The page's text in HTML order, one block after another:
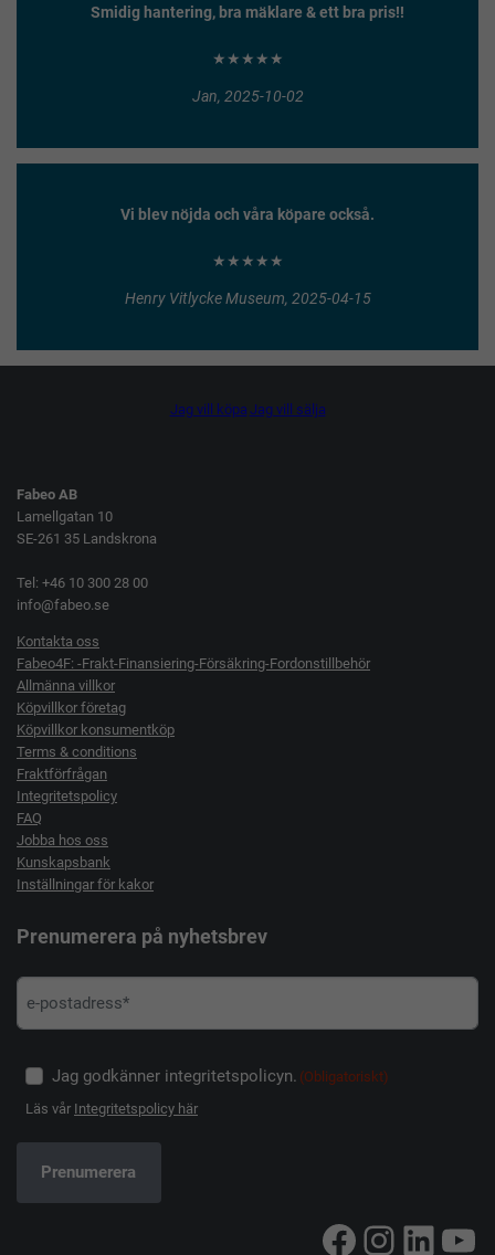
Smidig hantering, bra mäklare & ett bra pris!!
★★★★★
Jan, 2025-10-02
Vi blev nöjda och våra köpare också.
★★★★★
Henry Vitlycke Museum, 2025-04-15
Jag vill köpa Jag vill sälja
Fabeo AB
Lamellgatan 10
SE-261 35 Landskrona
Tel: +46 10 300 28 00
info@fabeo.se
Kontakta oss
Fabeo4F: -Frakt-Finansiering-Försäkring-Fordonstillbehör
Allmänna villkor
Köpvillkor företag
Köpvillkor konsumentköp
Terms & conditions
Fraktförfrågan
Integritetspolicy
FAQ
Jobba hos oss
Kunskapsbank
Inställningar för kakor
Prenumerera på nyhetsbrev
Jag godkänner integritetspolicyn. (Obligatoriskt)
Läs vår Integritetspolicy här
Facebook